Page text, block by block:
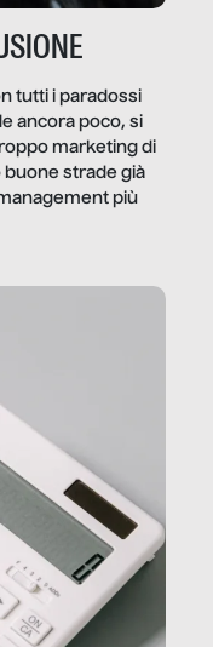
tutti i paradossi
ancora poco, si
marketing di
buone strade già
più